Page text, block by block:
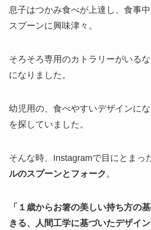
息子はつかみ食べが上達し、食事
スプーンに興味津々。
そろそろ専用のカトラリーがいる
になりました。
幼児用の、食べやすいデザインに
を探していました。
そんな時、Instagramで目にとまっ
ルのスプーンとフォーク 。
「１歳からお箸の美しい持ち方の
きる、人間工学に基づいたデザイ